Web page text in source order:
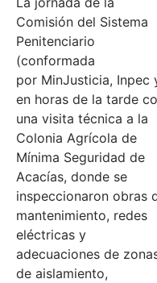
Comisión del Sistema
Penitenciario
(conformada
por MinJusticia, Inpec
en horas de la tarde
una visita técnica a la
Colonia Agrícola de
Mínima Seguridad de
Acacías, donde se
inspeccionaron obras
mantenimiento, redes
eléctricas y
adecuaciones de
de aislamiento,